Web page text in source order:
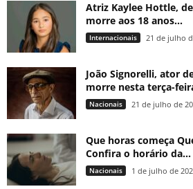
Atriz Kaylee Hottle,
morre aos 18 anos...
Internacionais 21 de julho
João Signorelli, ator
morre nesta terça-
Nacionais 21 de julho de
Que horas começa
Confira o horário da...
Nacionais 1 de julho de